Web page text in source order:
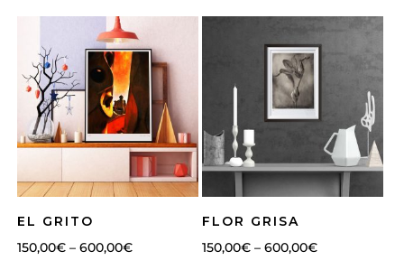
EL GRITO
150,00€ – 600,00€
FLOR GRISA
150,00€ – 600,00€